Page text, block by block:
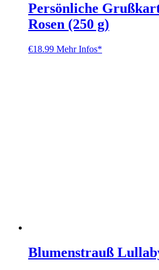
Persönliche
Rosen (250 g)
€18.99 Mehr Infos*
Blumenstrauß